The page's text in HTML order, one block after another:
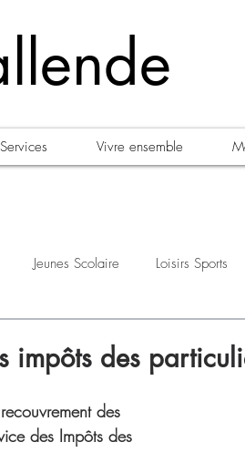
Services Vivre ensemble
Jeunes Scolaire Loisirs Sports
impôts des
des
des Impôts des